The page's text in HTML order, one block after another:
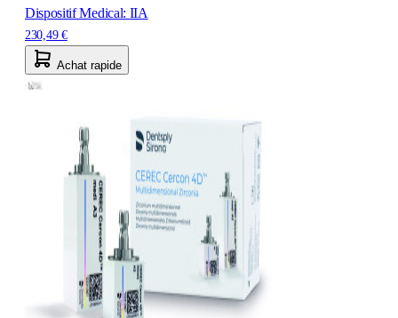
Dispositif Medical: IIA
230,49 €
Achat rapide